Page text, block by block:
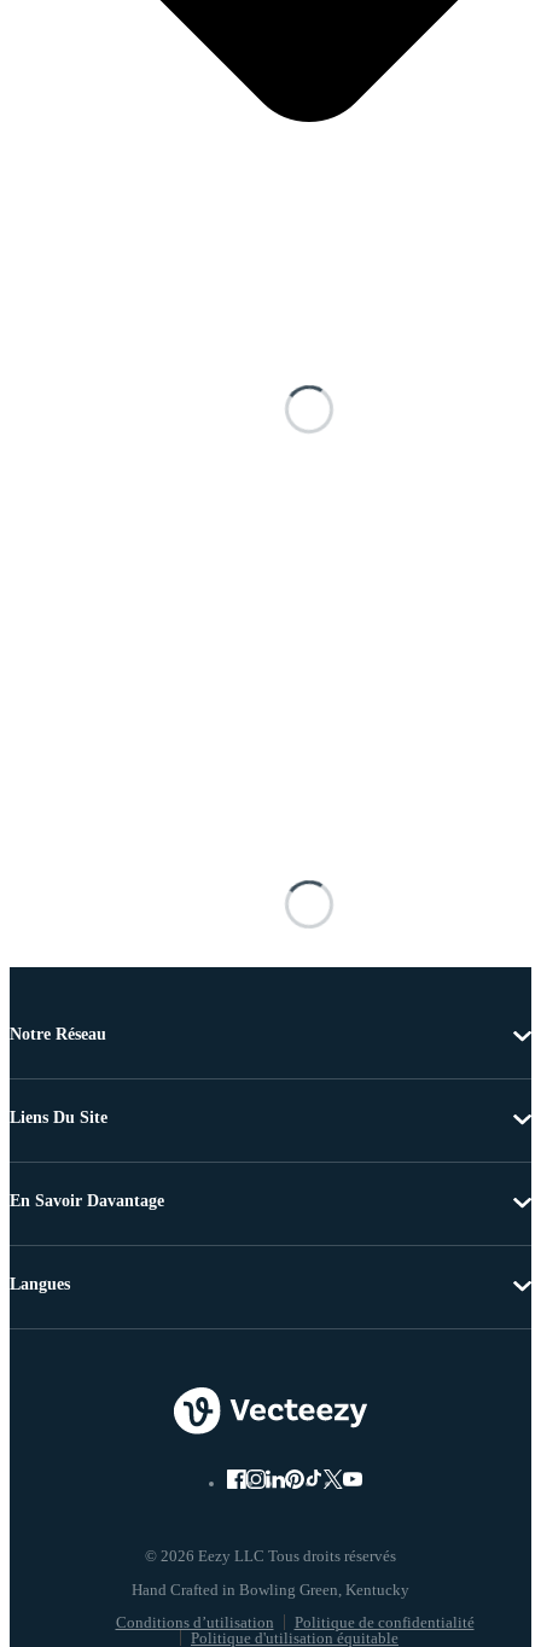
Notre Réseau
Liens Du Site
En Savoir Davantage
© 2026 Eezy LLC Tous droits réservés
Conditions d’utilisation
Politique de confidentialité
Politique d'utilisation équitable
Langues